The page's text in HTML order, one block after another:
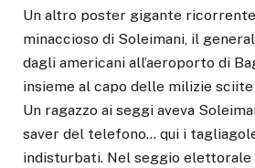
Un altro poster gigante
minaccioso di Soleimani, il
dagli americani all’aeroporto di
insieme al capo delle milizie sciite
Un ragazzo ai seggi aveva
saver del telefono… qui i
indisturbati. Nel seggio elettorale